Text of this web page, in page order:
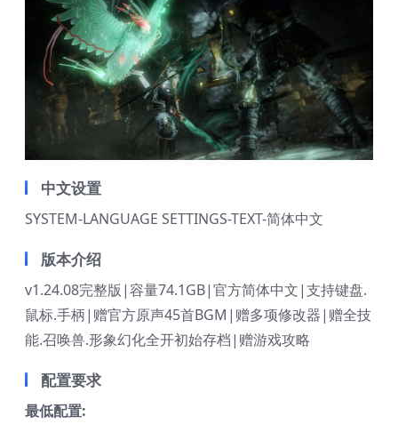
中文设置
SYSTEM-LANGUAGE SETTINGS-TEXT-简体中文
版本介绍
v1.24.08完整版|容量74.1GB|官方简体中文|支持键盘.
鼠标.手柄|赠官方原声45首BGM|赠多项修改器|赠全技
能.召唤兽.形象幻化全开初始存档|赠游戏攻略
配置要求
最低配置: